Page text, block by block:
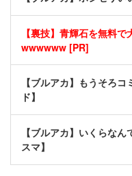
【裏技】青輝石を無料
wwwwww [PR]
【ブルアカ】もうそろ
ド】
【ブルアカ】いくらな
スマ】